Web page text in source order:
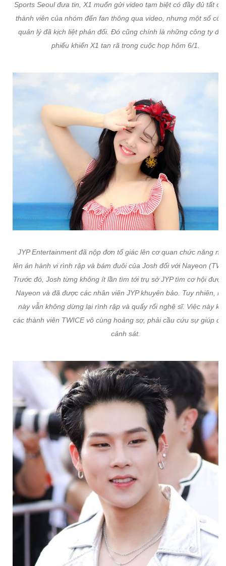
Sports Seoul đưa tin, X1 muốn gửi video tạm biệt có đầy đủ tất cả
thành viên của nhóm đến fan thông qua video, nhưng một số
quản lý đã kịch liệt phản đối. Đó cũng chính là những công ty đã
phiếu khiến X1 tan rã trong cuộc họp hôm 6/1.
JYP Entertainment đã nộp đơn tố giác lên cơ quan chức năng
lên án hành vi rình rập và bám đuôi của Josh đối với Nayeon
Trước đó, Josh từng không ít lần tìm tới trụ sở JYP tìm cơ hội được
Nayeon và đã được các nhân viên JYP khuyên bảo. Tuy nhiên,
này vẫn không dừng lại rình rập và quấy rối nghệ sĩ. Việc này
các thành viên TWICE vô cùng hoảng sợ, phải cầu cứu sự giúp đỡ
cảnh sát.